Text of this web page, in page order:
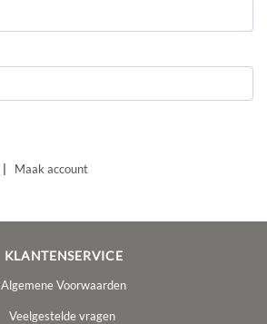
Maak account
KLANTENSERVICE
Algemene Voorwaarden
Veelgestelde vragen